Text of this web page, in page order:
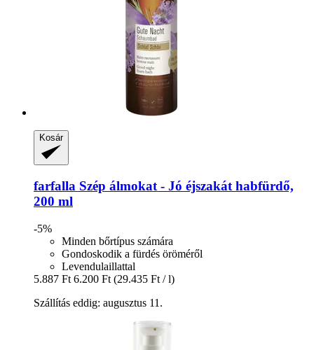
Kosár
farfalla Szép álmokat -​ Jó éjszakát habfürdő,
200 ml
-5%
Minden bőrtípus számára
Gondoskodik a fürdés öröméről
Levendulaillattal
5.887 Ft 6.200 Ft (29.435 Ft / l)
Szállítás eddig: augusztus 11.